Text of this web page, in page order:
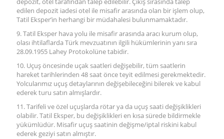
edilen depozit iadesi otel ile misafir arasında olan bir işlem olup,
Tatil Eksper’in herhangi bir müdahalesi bulunmamaktadır.
9. Tatil Eksper hava yolu ile misafir arasında aracı kurum olup,
olası ihtilaflarda Türk mevzuatının ilgili hükümlerinin yanı sıra
28.09.1955 Lahey Protokolüne tabidir.
10. Uçuş öncesinde uçak saatleri değişebilir, tüm saatlerin
hareket tarihlerinden 48 saat önce teyit edilmesi gerekmektedir.
Yolcularımız uçuş detaylarının değişebileceğini bilerek ve kabul
ederek turu satın almışlardır.
11. Tarifeli ve özel uçuşlarda rötar ya da uçuş saati değişiklikleri
olabilir. Tatil Eksper, bu değişiklikleri en kısa sürede bildirmekle
yükümlüdür. Misafir uçuş saatinin değişme/iptal riskini kabul
ederek geziyi satın almıştır.